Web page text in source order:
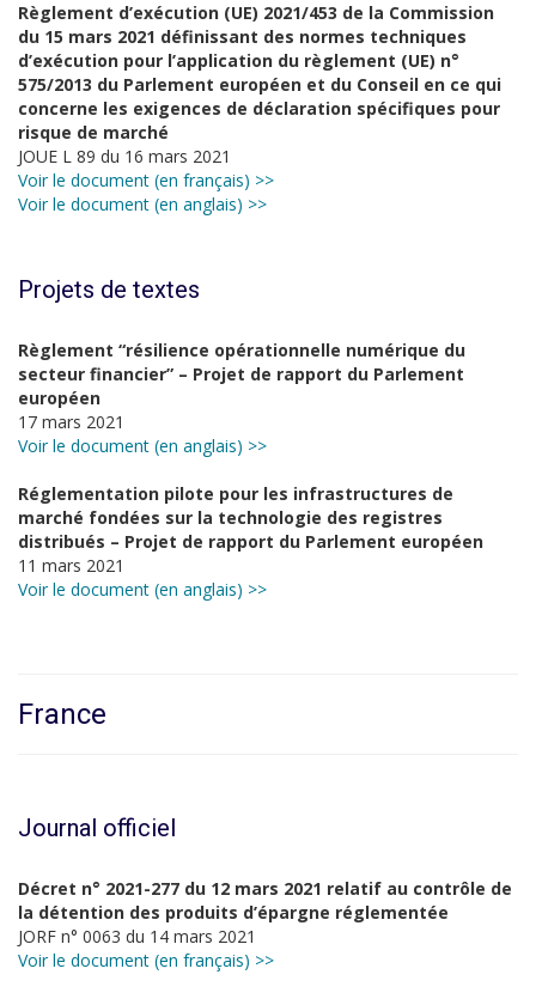
Règlement d’exécution (UE) 2021/453 de la Commission
du 15 mars 2021 définissant des normes techniques
d’exécution pour l’application du règlement (UE) n°
575/2013 du Parlement européen et du Conseil en ce qui
concerne les exigences de déclaration spécifiques pour
risque de marché
JOUE L 89 du 16 mars 2021
Voir le document (en français) >>
Voir le document (en anglais) >>
Projets de textes
Règlement “résilience opérationnelle numérique du
secteur financier” – Projet de rapport du Parlement
européen
17 mars 2021
Voir le document (en anglais) >>
Réglementation pilote pour les infrastructures de
marché fondées sur la technologie des registres
distribués – Projet de rapport du Parlement européen
11 mars 2021
Voir le document (en anglais) >>
France
Journal officiel
Décret n° 2021-277 du 12 mars 2021 relatif au contrôle de
la détention des produits d’épargne réglementée
JORF n° 0063 du 14 mars 2021
Voir le document (en français) >>